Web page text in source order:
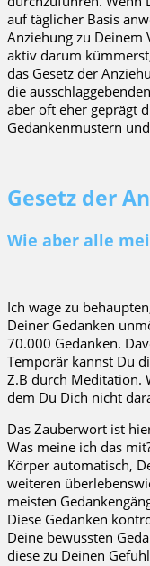
auf täglicher Basis
Anziehung zu Deinem
aktiv darum
das Gesetz der
die
aber oft eher geprägt
Gedankenmustern
Gesetz der
Wie aber alle
Ich wage zu
Deiner Gedanken
70.000 Gedanken.
Temporär kannst Du
Z.B durch Meditation.
dem Du Dich nicht
Das Zauberwort ist
Was meine ich das
Körper automatisch,
weiteren
meisten
Diese Gedanken
Deine bewussten
diese zu Deinen